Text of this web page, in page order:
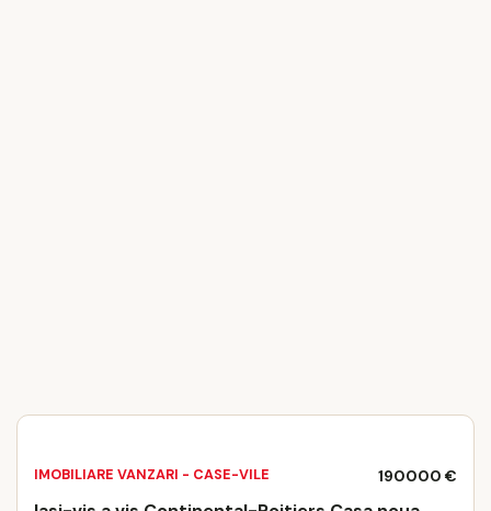
IMOBILIARE VANZARI - CASE-VILE 190000 €